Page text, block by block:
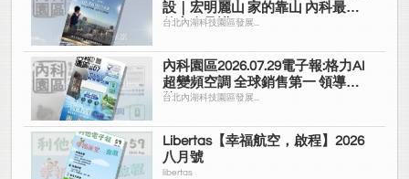
設｜宏明麗山 家的靠山 內科最高
的安全承諾
台北內湖科技園區發展...
內科園區2026.07.29電子報:格力AI
超變頻空調 全球銷售第一 領導品
牌
台北內湖科技園區發展...
Libertas【幸福航空，啟程】2026
八月號
libertas